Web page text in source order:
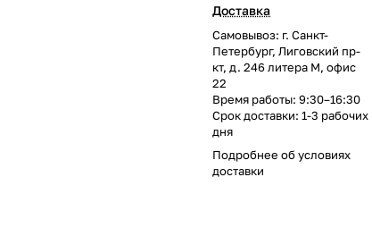
Доставка
Самовывоз: г. Санкт-
Петербург, Лиговский пр-
кт, д. 246 литера М, офис
22
Время работы: 9:30–16:30
Срок доставки: 1-3 рабочих
дня
Подробнее обусловиях
доставки